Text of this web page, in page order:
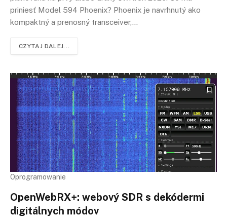
priniesť Model 594 Phoenix? Phoenix je navrhnutý ako
kompaktný a prenosný transceiver,…
CZYTAJ DALEJ...
Oprogramowanie
OpenWebRX+: webový SDR s dekódermi
digitálnych módov